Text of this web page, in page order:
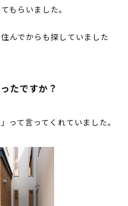
もらいました。
んでからも探していました
たですか？
って言ってくれていました。